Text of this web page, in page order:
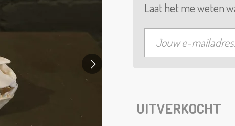
Laat het me weten
UITVERKOCHT